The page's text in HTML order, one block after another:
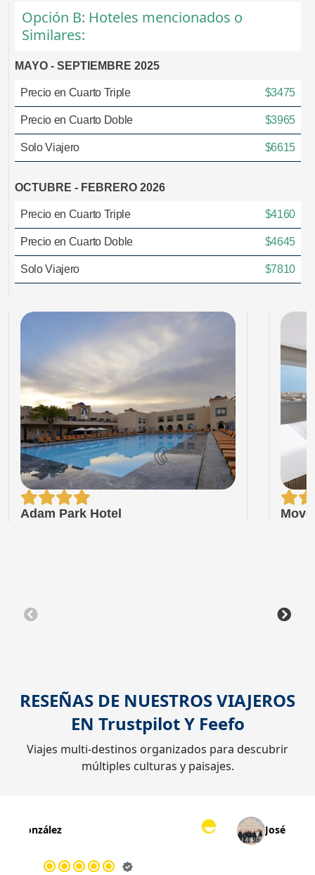
Opción B: Hoteles mencionados o
Similares:
MAYO - SEPTIEMBRE 2025
Precio en Cuarto Triple $3475
Precio en Cuarto Doble $3965
Solo Viajero $6615
OCTUBRE - FEBRERO 2026
Precio en Cuarto Triple $4160
Precio en Cuarto Doble $4645
Solo Viajero $7810
Adam Park Hotel
RESEÑAS DE NUESTROS VIAJEROS
EN TrustpilotY Feefo
Viajes multi-destinos organizados para descubrir
múltiples culturas y paisajes.
María González